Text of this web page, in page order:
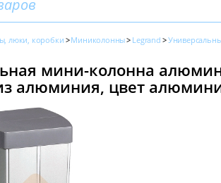
люки, коробки Миниколонны Legrand
мини-колонна
алюминия, цвет